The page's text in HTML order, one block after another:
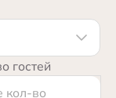
гостей